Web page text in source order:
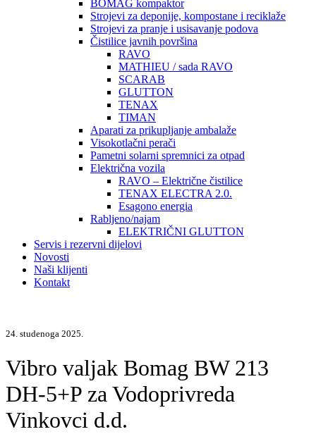
BOMAG kompaktor
Strojevi za deponije, kompostane i reciklaže
Strojevi za pranje i usisavanje podova
Čistilice javnih površina
RAVO
MATHIEU / sada RAVO
SCARAB
GLUTTON
TENAX
TIMAN
Aparati za prikupljanje ambalaže
Visokotlačni perači
Pametni solarni spremnici za otpad
Električna vozila
RAVO – Električne čistilice
TENAX ELECTRA 2.0.
Esagono energia
Rabljeno/najam
ELEKTRIČNI GLUTTON
Servis i rezervni dijelovi
Novosti
Naši klijenti
Kontakt
24. studenoga 2025.
Vibro valjak Bomag BW 213
DH-5+P za Vodoprivreda
Vinkovci d.d.